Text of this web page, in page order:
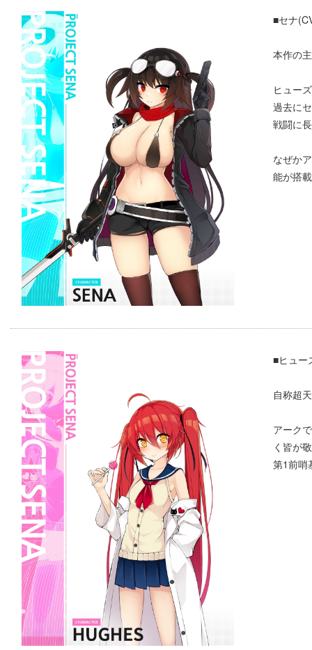
■セナ
本作の
ヒュー
過去に
戦闘に
なぜか
能が搭
■ヒュー
自称超
アーク
く皆が
第1前哨